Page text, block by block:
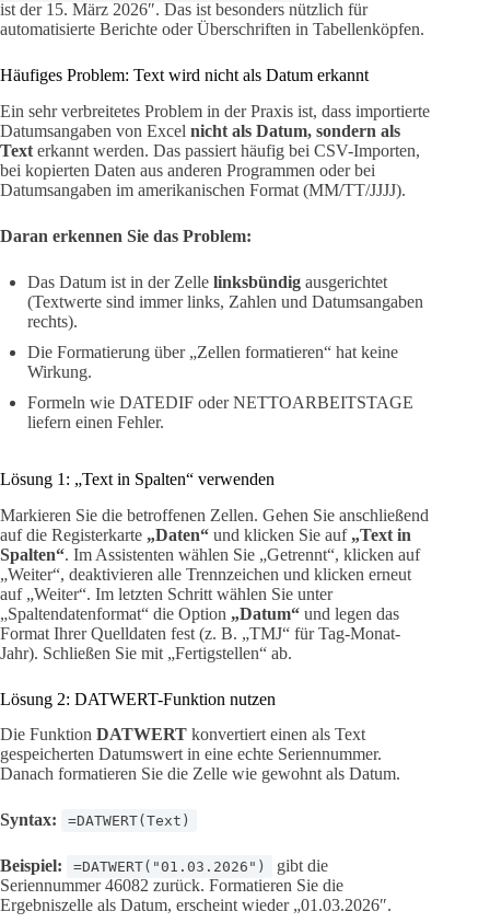
ist der 15. März 2026″. Das ist besonders nützlich für
automatisierte Berichte oder Überschriften in Tabellenköpfen.
Häufiges Problem: Text wird nicht als Datum erkannt
Ein sehr verbreitetes Problem in der Praxis ist, dass importierte
Datumsangaben von Excel nicht als Datum, sondern als
Text erkannt werden. Das passiert häufig bei CSV-Importen,
bei kopierten Daten aus anderen Programmen oder bei
Datumsangaben im amerikanischen Format (MM/TT/JJJJ).
Daran erkennen Sie das Problem:
Das Datum ist in der Zelle linksbündig ausgerichtet
(Textwerte sind immer links, Zahlen und Datumsangaben
rechts).
Die Formatierung über „Zellen formatieren“ hat keine
Wirkung.
Formeln wie DATEDIF oder NETTOARBEITSTAGE
liefern einen Fehler.
Lösung 1: „Text in Spalten“ verwenden
Markieren Sie die betroffenen Zellen. Gehen Sie anschließend
auf die Registerkarte „Daten“ und klicken Sie auf „Text in
Spalten“. Im Assistenten wählen Sie „Getrennt“, klicken auf
„Weiter“, deaktivieren alle Trennzeichen und klicken erneut
auf „Weiter“. Im letzten Schritt wählen Sie unter
„Spaltendatenformat“ die Option „Datum“ und legen das
Format Ihrer Quelldaten fest (z. B. „TMJ“ für Tag-Monat-
Jahr). Schließen Sie mit „Fertigstellen“ ab.
Lösung 2: DATWERT-Funktion nutzen
Die Funktion DATWERT konvertiert einen als Text
gespeicherten Datumswert in eine echte Seriennummer.
Danach formatieren Sie die Zelle wie gewohnt als Datum.
Syntax: =DATWERT(Text)
Beispiel: =DATWERT("01.03.2026")
gibt die
Seriennummer 46082 zurück. Formatieren Sie die
Ergebniszelle als Datum, erscheint wieder „01.03.2026″.